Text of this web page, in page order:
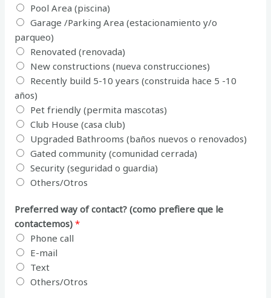
Pool Area (piscina)
Garage /Parking Area (estacionamiento y/o
parqueo)
Renovated (renovada)
New constructions (nueva construcciones)
Recently build 5-10 years (construida hace 5 -10
años)
Pet friendly (permita mascotas)
Club House (casa club)
Upgraded Bathrooms (baños nuevos o renovados)
Gated community (comunidad cerrada)
Security (seguridad o guardia)
Others/Otros
Preferred way of contact? (como prefiere que le
contactemos)*
Phone call
E-mail
Text
Others/Otros